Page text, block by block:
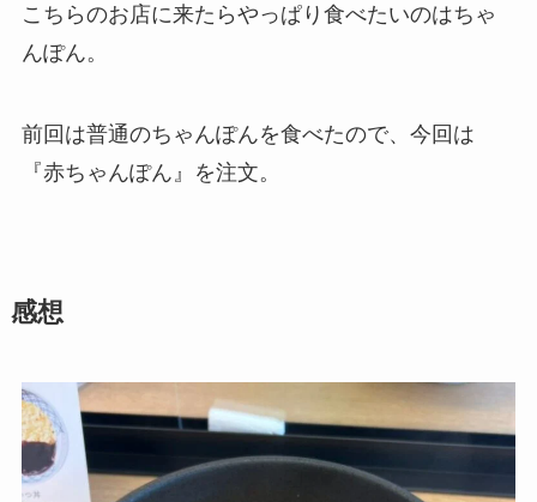
こちらのお店に来たらやっぱり食べたいのはちゃ
んぽん。
前回は普通のちゃんぽんを食べたので、今回は
『赤ちゃんぽん』を注文。
感想